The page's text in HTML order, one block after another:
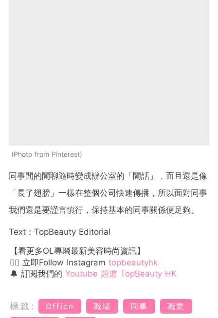
Photo from Pinterest
同事間的閒聊隨時變成辦公室的「閒話」，而且還是像
「長了翅膀」一樣在整個公司快速傳播，所以面對同事
我們還是要謹言慎行，保持基本的同事關係便足夠。
Text：TopBeauty Editorial
【看更多OL專屬最新美容時尚資訊】
👉🏻 立即Follow Instagram topbeautyhk
🔔 訂閱我們的 Youtube 頻道 TopBeauty HK
標籤: Office 職場 同事
職業